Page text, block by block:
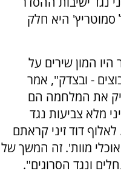
סמוטריץ' היא חלק
המון שירים על
- ובצדק", אמר
את המלחמה הם
מלא צביעות נגד
דוד זיני קראתם
מוות'. זה המשך של
ונגד הסרוגים".